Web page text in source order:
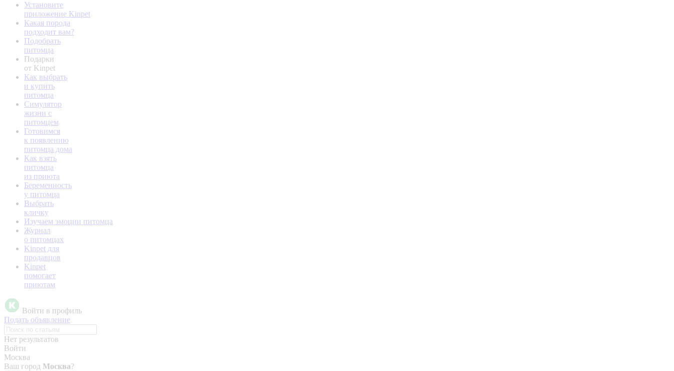
Установите
приложение Kinpet
Какая порода
подходит вам?
Подобрать
питомца
Подарки
от Kinpet
Как выбрать
и купить
питомца
Симулятор
жизни с
питомцем
Готовимся
к появлению
питомца дома
Как взять
питомца
из приюта
Беременность
у питомца
Выбрать
кличку
Изучаем эмоции питомца
Журнал
о питомцах
Kinpet для
продавцов
Kinpet
помогает
приютам
Войти в профиль
Подать объявление
Нет результатов
Войти
Москва
Ваш город Москва?